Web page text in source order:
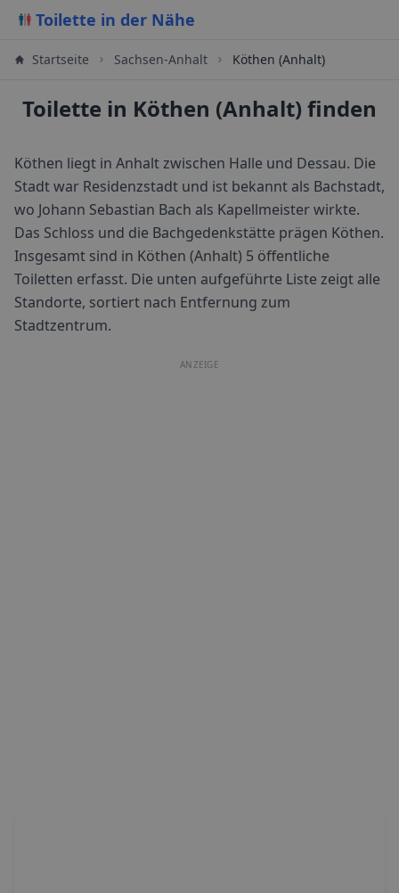
Toilette in der Nähe
Startseite Sachsen-Anhalt Köthen (Anhalt)
Toilette in Köthen (Anhalt) finden
Köthen liegt in Anhalt zwischen Halle und Dessau. Die
Stadt war Residenzstadt und ist bekannt als Bachstadt,
wo Johann Sebastian Bach als Kapellmeister wirkte.
Das Schloss und die Bachgedenkstätte prägen Köthen.
Insgesamt sind in Köthen (Anhalt) 5 öffentliche
Toiletten erfasst. Die unten aufgeführte Liste zeigt alle
Standorte, sortiert nach Entfernung zum
Stadtzentrum.
ANZEIGE